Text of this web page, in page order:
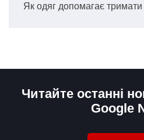
Як одяг допомагає тримати
Читайте останні
Google